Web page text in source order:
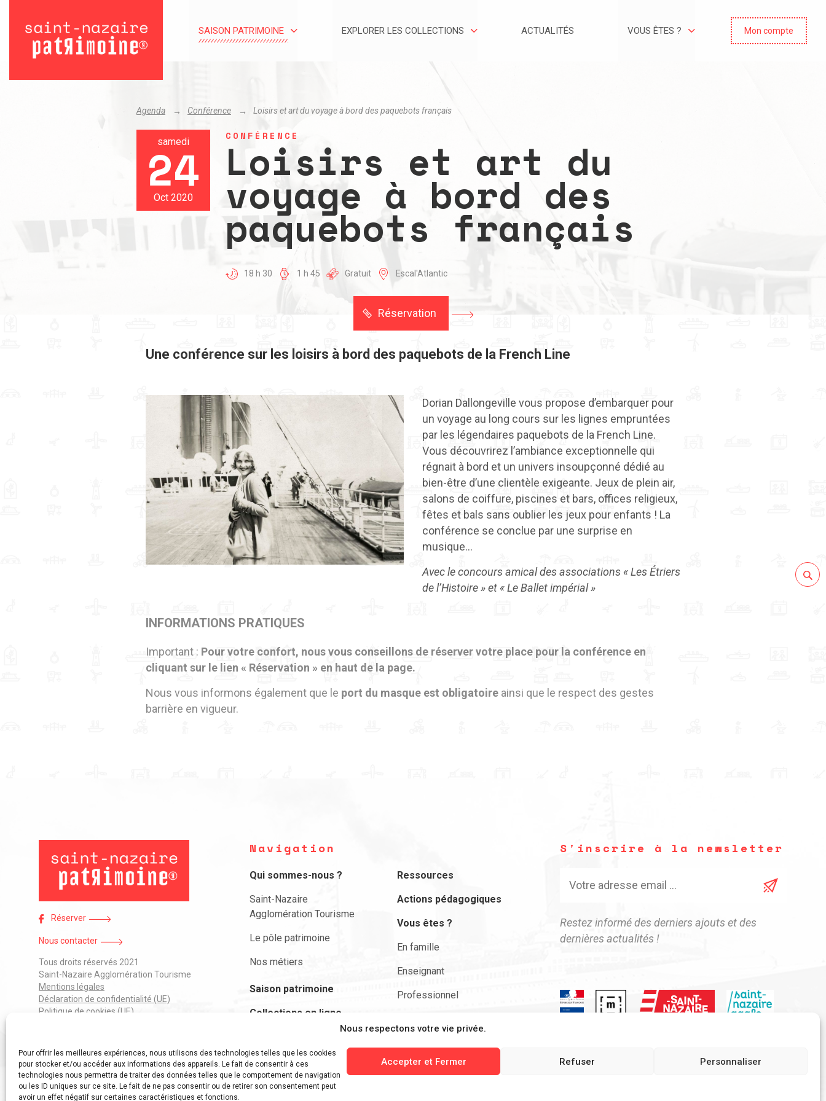
Nous respectons votre vie privée.
Pour offrir les meilleures expériences, nous utilisons des technologies telles que les cookies
pour stocker et/ou accéder aux informations des appareils. Le fait de consentir à ces
technologies nous permettra de traiter des données telles que le comportement de navigation
ou les ID uniques sur ce site. Le fait de ne pas consentir ou de retirer son consentement peut
avoir un effet négatif sur certaines caractéristiques et fonctions.
Accepter et Fermer Refuser Personnaliser
SAISON PATRIMOINE EXPLORER LES COLLECTIONS ACTUALITÉS VOUS ÊTES ? Mon compte
Agenda Conférence Loisirs et art du voyage à bord des paquebots français
samedi
24
Oct 2020
CONFÉRENCE
Loisirs et art du
voyage à bord des
paquebots français
18 h 30 1 h 45 Gratuit Escal'Atlantic
Réservation
Une conférence sur les loisirs à bord des paquebots de la French Line
Dorian Dallongeville vous propose d’embarquer pour
un voyage au long cours sur les lignes empruntées
par les légendaires paquebots de la French Line.
Vous découvrirez l’ambiance exceptionnelle qui
régnait à bord et un univers insoupçonné dédié au
bien-être d’une clientèle exigeante. Jeux de plein air,
salons de coiffure, piscines et bars, offices religieux,
fêtes et bals sans oublier les jeux pour enfants ! La
conférence se conclue par une surprise en
musique…
Avec le concours amical des associations « Les Étriers
de l’Histoire » et « Le Ballet impérial »
INFORMATIONS PRATIQUES
Important : Pour votre confort, nous vous conseillons de réserver votre place pour la conférence en
cliquant sur le lien « Réservation » en haut de la page.
Nous vous informons également que le port du masque est obligatoire ainsi que le respect des gestes
barrière en vigueur.
Réserver
Nous contacter
Tous droits réservés 2021
Saint-Nazaire Agglomération Tourisme
Mentions légales
Déclaration de confidentialité (UE)
Politique de cookies (UE)
Navigation
Qui sommes-nous ?
Saint-Nazaire
Agglomération Tourisme
Le pôle patrimoine
Nos métiers
Saison patrimoine
Collections en ligne
Participer
Ressources
Actions pédagogiques
Vous êtes ?
En famille
Enseignant
Professionnel
Nous contacter
Rechercher
S'inscrire à la newsletter
Restez informé des derniers ajouts et des
dernières actualités !